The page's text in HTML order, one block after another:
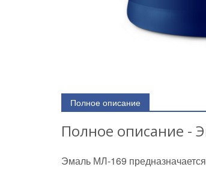
Полное описание
Полное описание -
Эмаль МЛ-169